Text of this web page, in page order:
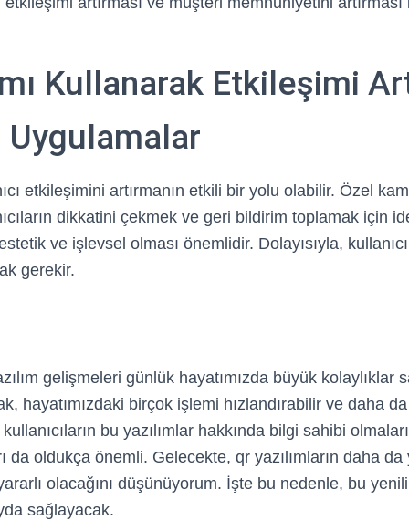
Kullanarak Etkileşimi
Uygulamalar
etkileşimini artırmanın etkili bir yolu olabilir. Özel
dikkatini çekmek ve geri bildirim toplamak için
ve işlevsel olması önemlidir. Dolayısıyla,
gerekir.
gelişmeleri günlük hayatımızda büyük kolaylıklar
hayatımızdaki birçok işlemi hızlandırabilir ve daha
bu yazılımlar hakkında bilgi sahibi
da oldukça önemli. Gelecekte, qr yazılımların daha da
olacağını düşünüyorum. İşte bu nedenle, bu
sağlayacak.